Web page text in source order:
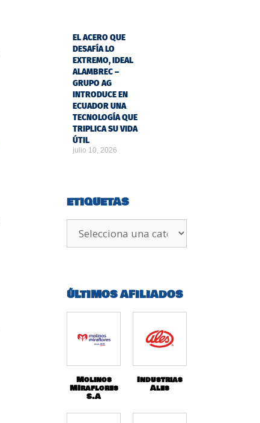
EL ACERO QUE
DESAFÍA LO
EXTREMO, IDEAL
ALAMBREC –
GRUPO AG
INTRODUCE EN
ECUADOR UNA
TECNOLOGÍA QUE
TRIPLICA SU VIDA
ÚTIL
julio 10, 2026
ETIQUETAS
ÚLTIMOS AFILIADOS
Molinos
MIraflores
S.A
Industrias
Ales